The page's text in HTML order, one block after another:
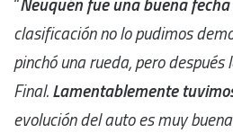
clasificación no lo pudimos
pinchó una rueda, pero
Final.Lamentablemente
evolución del auto es muy